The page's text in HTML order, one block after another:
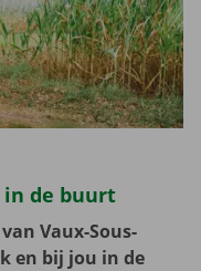
in de buurt
Vaux-Sous-
en bij jou in de